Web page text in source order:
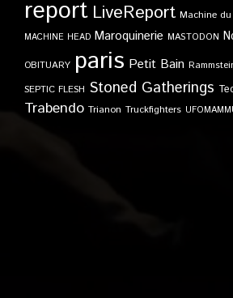
report LiveReport Machine
MACHINE HEAD Maroquinerie MASTODON
OBITUARY paris Petit Bain
SEPTIC FLESH Stoned Gatherings
Trabendo Trianon Truckfighters